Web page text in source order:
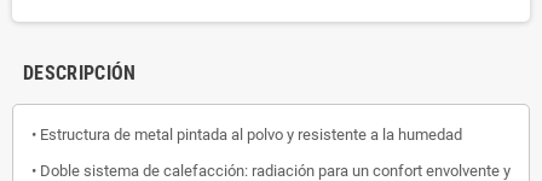
DESCRIPCIÓN
• Estructura de metal pintada al polvo y resistente a la humedad
• Doble sistema de calefacción: radiación para un confort envolvente y